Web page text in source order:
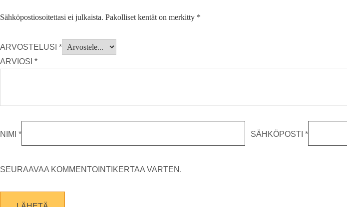
Sähköpostiosoitettasi ei julkaista. Pakolliset kentät on merkitty *
ARVOSTELUSI *
ARVIOSI *
NIMI * SÄHKÖPOSTI*
SEURAAVAA KOMMENTOINTIKERTAA VARTEN.